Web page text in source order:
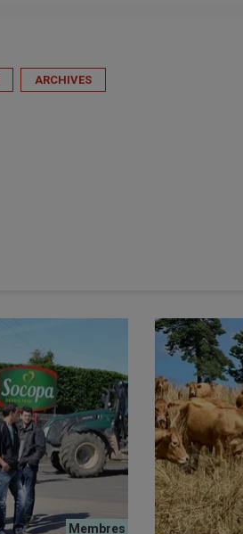
ARCHIVES